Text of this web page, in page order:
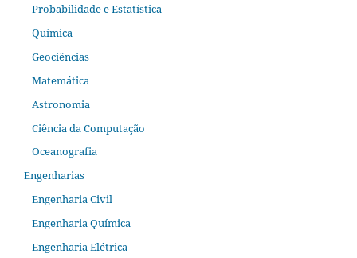
Probabilidade e Estatística
Química
Geociências
Matemática
Astronomia
Ciência da Computação
Oceanografia
Engenharias
Engenharia Civil
Engenharia Química
Engenharia Elétrica